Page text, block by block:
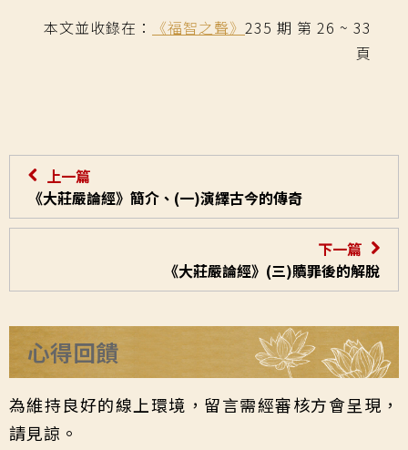
本文並收錄在： 《福智之聲》 235 期 第 26 ~ 33
頁
上一篇
《大莊嚴論經》簡介、(一)演繹古今的傳奇
下一篇
《大莊嚴論經》(三)贖罪後的解脫
心得回饋
為維持良好的線上環境，留言需經審核方會呈現，
請見諒。